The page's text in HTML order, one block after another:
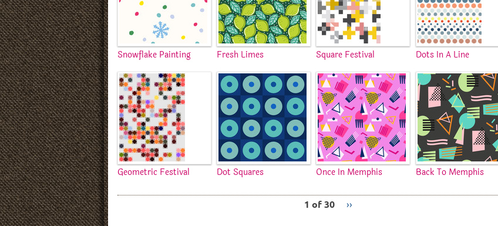
Snowflake Painting Fresh Limes Square Festival Dots In A Line
Geometric Festival Dot Squares Once In Memphis Back To Memphis
1 of 30 ››